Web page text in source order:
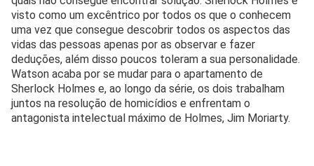
visto como um excêntrico por todos os que o conhecem
uma vez que consegue descobrir todos os aspectos das
vidas das pessoas apenas por as observar e fazer
deduções, além disso poucos toleram a sua personalidade.
Watson acaba por se mudar para o apartamento de
Sherlock Holmes e, ao longo da série, os dois trabalham
juntos na resolução de homicídios e enfrentam o
antagonista intelectual máximo de Holmes, Jim Moriarty.